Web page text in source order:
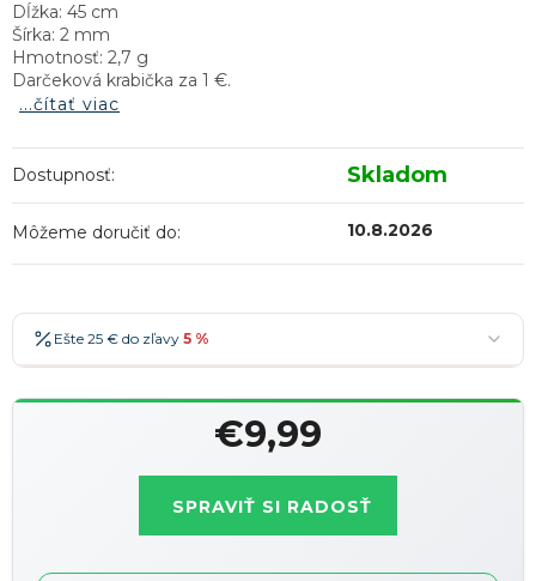
Dĺžka: 45 cm
Šírka: 2 mm
Hmotnosť: 2,7 g
Darčeková krabička za 1 €.
...čítať viac
Dostupnosť: Skladom
Môžeme doručiť do: 10.8.2026
Ešte 25 € do zľavy 5 %
€9,99
SPRAVIŤ SI RADOSŤ